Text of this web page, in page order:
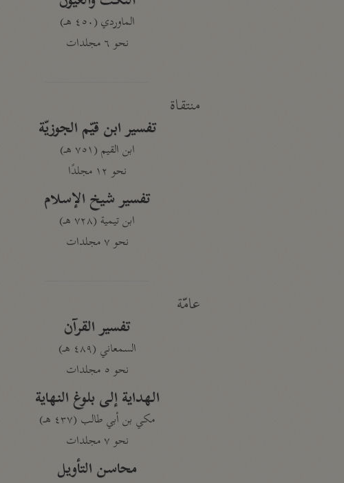
الماوردي (٤٥٠ هـ)
نحو ٦ مجلدات
منتقاة
تفسير ابن قيّم الجوزيّة
ابن القيم (٧٥١ هـ)
نحو ١٢ مجلدًا
تفسير شيخ الإسلام
ابن تيمية (٧٢٨ هـ)
نحو ٧ مجلدات
عامّة
تفسير القرآن
السمعاني (٤٨٩ هـ)
نحو ٥ مجلدات
الهداية إلى بلوغ النهاية
مكي بن أبي طالب (٤٣٧ هـ)
نحو ٧ مجلدات
محاسن التأويل